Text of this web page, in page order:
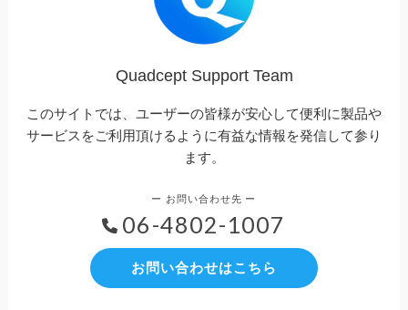
Quadcept Support Team
このサイトでは、ユーザーの皆様が安心して便利に製品や
サービスをご利用頂けるように有益な情報を発信して参り
ます。
06-4802-1007
お問い合わせはこちら